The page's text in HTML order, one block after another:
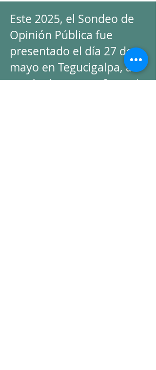
Este 2025, el Sondeo de
Opinión Pública fue
presentado el día 27 de
mayo en Tegucigalpa, a
través de una conferencia